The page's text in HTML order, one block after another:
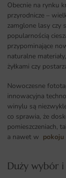
Obecnie na rynku
przyrodnicze –
zamglone lasy czy
popularnością
przypominające
naturalne
żyłkami czy
Nowoczesne
innowacyjna
winylu są
co sprawia, że
pomieszczeniach,
a nawet w pokoju
Duży wybór i